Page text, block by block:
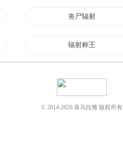
丧尸辐射
辐射称王
© 2014-2026 喜马拉雅 版权所有